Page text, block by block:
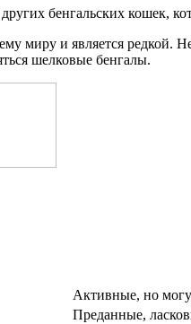
бенгальских кошек,
миру и является редкой.
шелковые бенгалы.
Активные, но
Преданные,